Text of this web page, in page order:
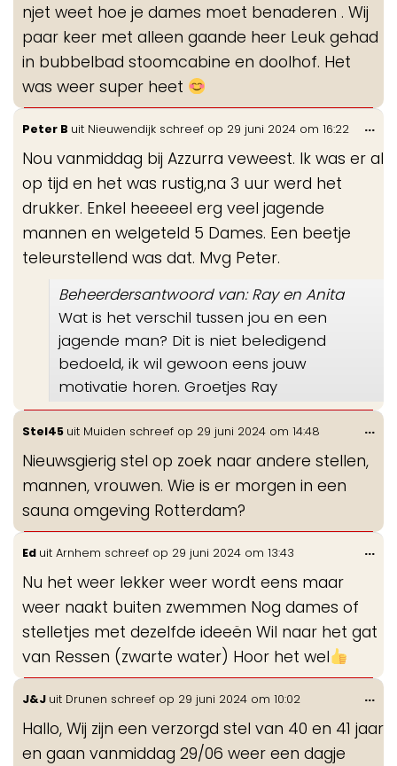
njet weet hoe je dames moet benaderen . Wij
paar keer met alleen gaande heer Leuk gehad
in bubbelbad stoomcabine en doolhof. Het
was weer super heet
Peter B uit Nieuwendijk schreef op 29 juni 2024 om 16:22
Nou vanmiddag bij Azzurra veweest. Ik was er al
op tijd en het was rustig,na 3 uur werd het
drukker. Enkel heeeeel erg veel jagende
mannen en welgeteld 5 Dames. Een beetje
teleurstellend was dat. Mvg Peter.
Beheerdersantwoord van: Ray en Anita
Wat is het verschil tussen jou en een
jagende man? Dit is niet beledigend
bedoeld, ik wil gewoon eens jouw
motivatie horen. Groetjes Ray
...
Stel45 uit Muiden schreef op 29 juni 2024 om 14:48
Nieuwsgierig stel op zoek naar andere stellen,
mannen, vrouwen. Wie is er morgen in een
sauna omgeving Rotterdam?
...
Ed uit Arnhem schreef op 29 juni 2024 om 13:43
Nu het weer lekker weer wordt eens maar
weer naakt buiten zwemmen Nog dames of
stelletjes met dezelfde ideeën Wil naar het gat
van Ressen (zwarte water) Hoor het wel
...
J&J uit Drunen schreef op 29 juni 2024 om 10:02
Hallo, Wij zijn een verzorgd stel van 40 en 41 jaar
en gaan vanmiddag 29/06 weer een dagje
...